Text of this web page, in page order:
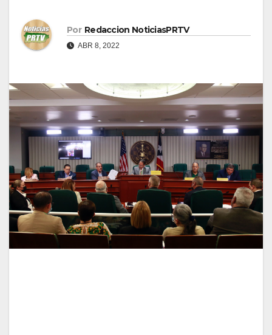
Por Redaccion NoticiasPRTV
ABR 8, 2022